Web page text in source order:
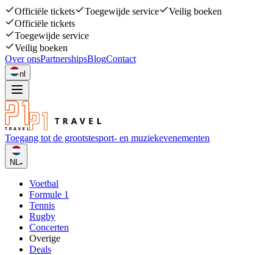
Officiële tickets Toegewijde service
Veilig boeken
Officiële tickets
Toegewijde service
Veilig boeken
Over onsPartnershipsBlogContact
nl
Toegang tot de grootstesport- en muziekevenementen
NL
Voetbal
Formule 1
Tennis
Rugby
Concerten
Overige
Deals